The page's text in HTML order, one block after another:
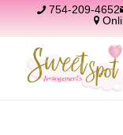
754-209-4652